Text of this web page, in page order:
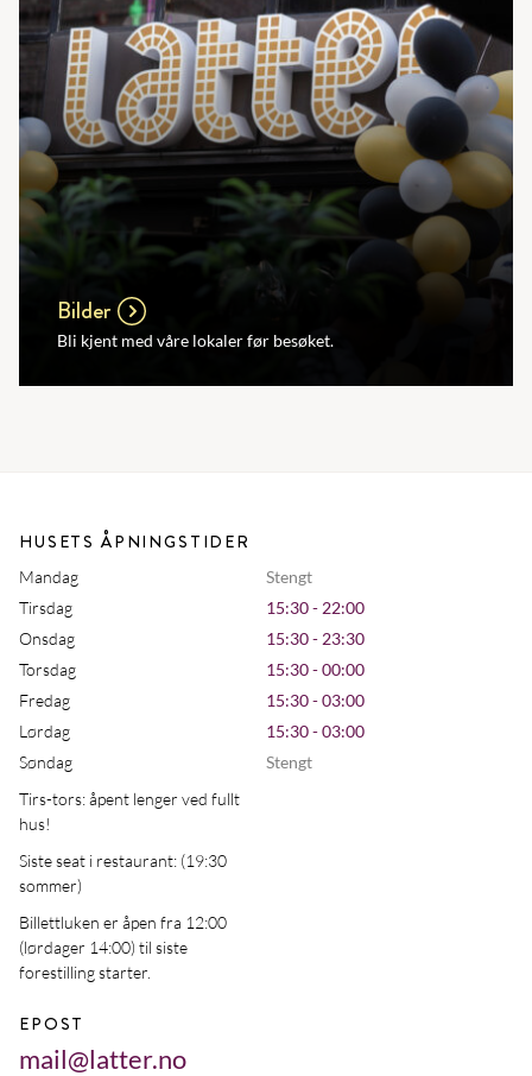
Bilder
Bli kjent med våre lokaler før besøket.
HUSETS ÅPNINGSTIDER
Mandag
Stengt
Tirsdag
15:30 - 22:00
Onsdag
15:30 - 23:30
Torsdag
15:30 - 00:00
Fredag
15:30 - 03:00
Lørdag
15:30 - 03:00
Søndag
Stengt
Tirs-tors: åpent lenger ved fullt
hus!
Siste seat i restaurant: (19:30
sommer)
Billettluken er åpen fra 12:00
(lørdager 14:00) til siste
forestilling starter.
EPOST
mail@latter.no